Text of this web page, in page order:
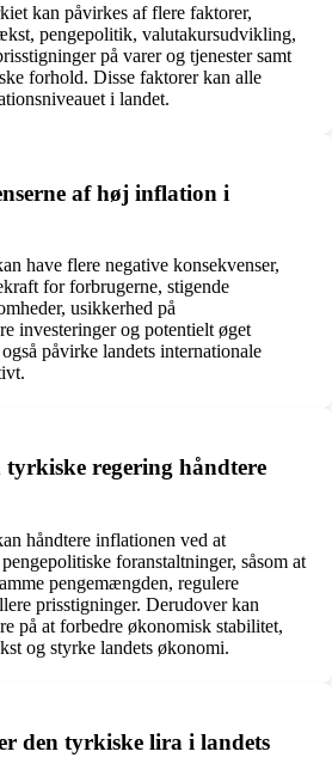
kan påvirkes af flere faktorer,
pengepolitik, valutakursudvikling,
på varer og tjenester samt
forhold. Disse faktorer kan alle
i landet.
af høj inflation i
have flere negative konsekvenser,
for forbrugerne, stigende
usikkerhed på
investeringer og potentielt øget
påvirke landets internationale
regering håndtere
håndtere inflationen ved at
foranstaltninger, såsom at
pengemængden, regulere
prisstigninger. Derudover kan
på at forbedre økonomisk stabilitet,
og styrke landets økonomi.
den tyrkiske lira i landets